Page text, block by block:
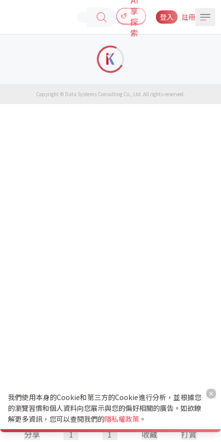
享
探
索
登入 註冊
分享 1 1 收藏 打賞
Copyright © Data Systems Consulting Co., Ltd. All rights reserved.
我們使用本身的Cookie和第三方的Cookie進行分析，並根據您
的瀏覽習慣和個人資料向您展示與您的偏好相關的廣告。如欲瞭
解更多資訊，您可以查閱我們的隱私權政策 。